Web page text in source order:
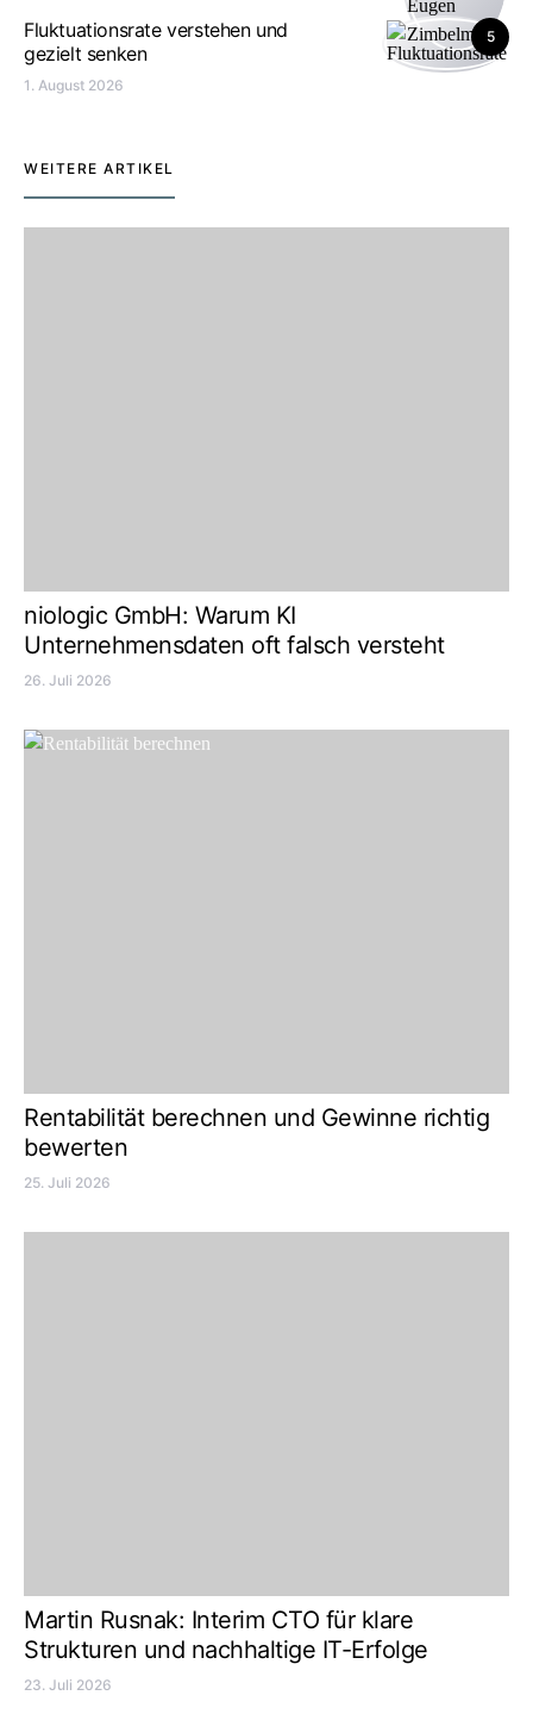
5
Fluktuationsrate verstehen und
gezielt senken
1. August 2026
WEITERE ARTIKEL
niologic GmbH: Warum KI
Unternehmensdaten oft falsch versteht
26. Juli 2026
Rentabilität berechnen und Gewinne richtig
bewerten
25. Juli 2026
Martin Rusnak: Interim CTO für klare
Strukturen und nachhaltige IT-Erfolge
23. Juli 2026